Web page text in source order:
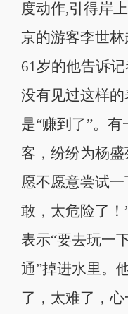
度动作,引得岸
京的游客李世林
61岁的他告诉
没有见过这样
是“赚到了”。
客，纷纷为杨
愿不愿意尝试
敢，太危险了！
表示“要去玩一
通”掉进水里。
了，太难了，